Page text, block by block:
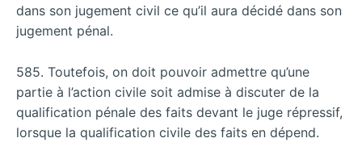
dans son jugement civil ce qu’il aura décidé dans son
jugement pénal.
585. Toutefois, on doit pouvoir admettre qu’une
partie à l’action civile soit admise à discuter de la
qualification pénale des faits devant le juge répressif,
lorsque la qualification civile des faits en dépend.